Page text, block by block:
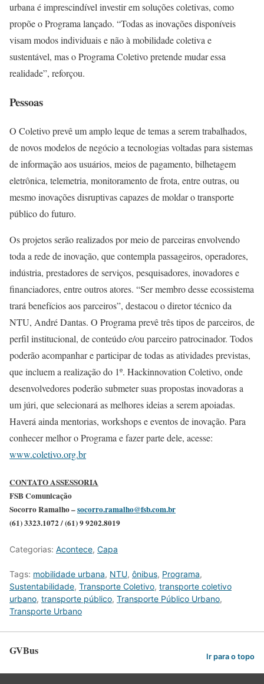
urbana é imprescindível investir em soluções coletivas, como
propõe o Programa lançado. “Todas as inovações disponíveis
visam modos individuais e não à mobilidade coletiva e
sustentável, mas o Programa Coletivo pretende mudar essa
realidade”, reforçou.
Pessoas
O Coletivo prevê um amplo leque de temas a serem trabalhados,
de novos modelos de negócio a tecnologias voltadas para sistemas
de informação aos usuários, meios de pagamento, bilhetagem
eletrônica, telemetria, monitoramento de frota, entre outras, ou
mesmo inovações disruptivas capazes de moldar o transporte
público do futuro.
Os projetos serão realizados por meio de parceiras envolvendo
toda a rede de inovação, que contempla passageiros, operadores,
indústria, prestadores de serviços, pesquisadores, inovadores e
financiadores, entre outros atores. “Ser membro desse ecossistema
trará benefícios aos parceiros”, destacou o diretor técnico da
NTU, André Dantas. O Programa prevê três tipos de parceiros, de
perfil institucional, de conteúdo e/ou parceiro patrocinador. Todos
poderão acompanhar e participar de todas as atividades previstas,
que incluem a realização do 1º. Hackinnovation Coletivo, onde
desenvolvedores poderão submeter suas propostas inovadoras a
um júri, que selecionará as melhores ideias a serem apoiadas.
Haverá ainda mentorias, workshops e eventos de inovação. Para
conhecer melhor o Programa e fazer parte dele, acesse:
www.coletivo.org.br
CONTATO ASSESSORIA
FSB Comunicação
Socorro Ramalho –socorro.ramalho@fsb.com.br
(61) 3323.1072 / (61) 9 9202.8019
Categorias: Acontece, Capa
Tags: mobilidade urbana, NTU, ônibus, Programa,
Sustentabilidade, Transporte Coletivo, transporte coletivo
urbano, transporte público, Transporte Público Urbano,
Transporte Urbano
GVBus Ir para o topo